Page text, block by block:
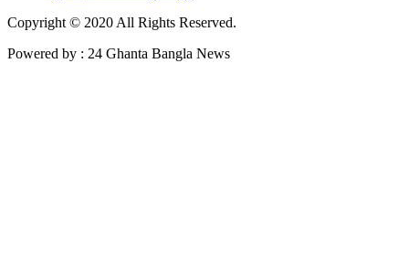
Copyright © 2020 All Rights Reserved.
Powered by : 24 Ghanta Bangla News